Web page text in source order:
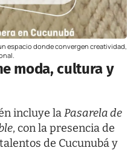
espacio donde convergen creatividad,
moda, cultura y
incluye laPasarela de
, con la presencia de
de Cucunubá y